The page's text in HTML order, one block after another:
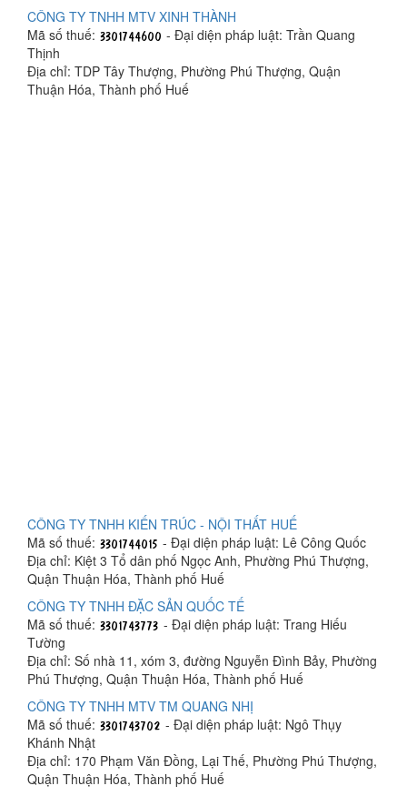
CÔNG TY TNHH MTV XINH THÀNH
Mã số thuế:
- Đại diện pháp luật: Trần Quang
Thịnh
Địa chỉ: TDP Tây Thượng, Phường Phú Thượng, Quận
Thuận Hóa, Thành phố Huế
CÔNG TY TNHH KIẾN TRÚC - NỘI THẤT HUẾ
Mã số thuế:
- Đại diện pháp luật: Lê Công Quốc
Địa chỉ: Kiệt 3 Tổ dân phố Ngọc Anh, Phường Phú Thượng,
Quận Thuận Hóa, Thành phố Huế
CÔNG TY TNHH ĐẶC SẢN QUỐC TẾ
Mã số thuế:
- Đại diện pháp luật: Trang Hiếu
Tường
Địa chỉ: Số nhà 11, xóm 3, đường Nguyễn Đình Bảy, Phường
Phú Thượng, Quận Thuận Hóa, Thành phố Huế
CÔNG TY TNHH MTV TM QUANG NHỊ
Mã số thuế:
- Đại diện pháp luật: Ngô Thụy
Khánh Nhật
Địa chỉ: 170 Phạm Văn Đồng, Lại Thế, Phường Phú Thượng,
Quận Thuận Hóa, Thành phố Huế